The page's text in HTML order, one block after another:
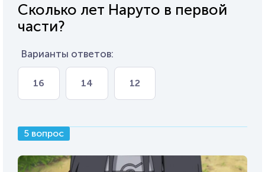
Сколько лет Наруто в первой
части?
Варианты ответов:
16 14 12
5 вопрос